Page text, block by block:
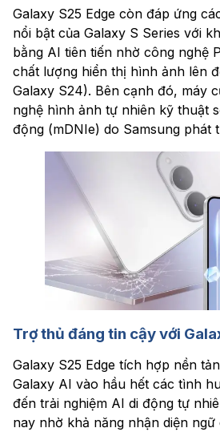
Galaxy S25 Edge còn đáp ứng
nổi bật của Galaxy S Series với
bằng AI tiên tiến nhờ công nghệ
chất lượng hiển thị hình ảnh lên
Galaxy S24). Bên cạnh đó, máy
nghệ hình ảnh tự nhiên kỹ thuật
động (mDNIe) do Samsung phát
Trợ thủ đáng tin cậy với
Galaxy S25 Edge tích hợp nền
Galaxy AI vào hầu hết các tình
đến trải nghiệm AI di động tự
nay nhờ khả năng nhận diện